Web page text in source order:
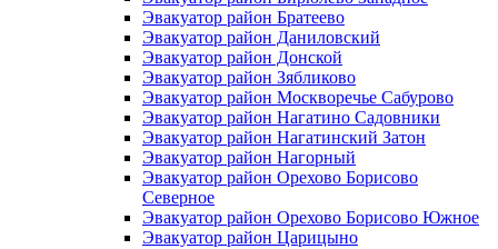
Эвакуатор район Братеево
Эвакуатор район Даниловский
Эвакуатор район Донской
Эвакуатор район Зябликово
Эвакуатор район Москворечье Сабурово
Эвакуатор район Нагатино Cадовники
Эвакуатор район Нагатинский Затон
Эвакуатор район Нагорный
Эвакуатор район Орехово Борисово
Северное
Эвакуатор район Орехово Борисово Южное
Эвакуатор район Царицыно